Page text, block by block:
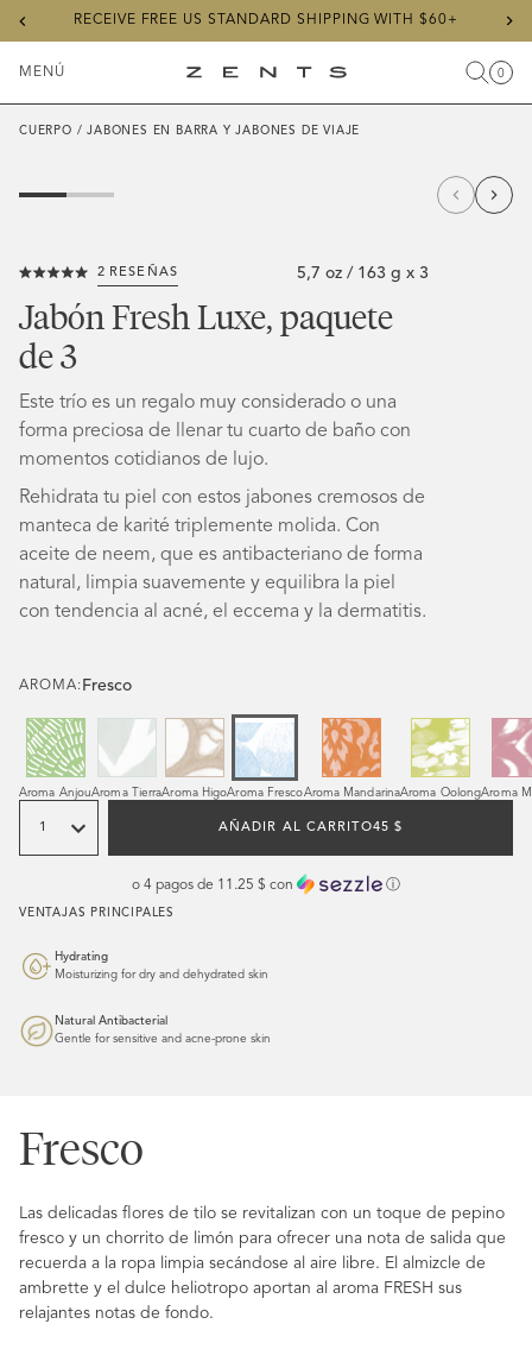
RECEIVE FREE US STANDARD SHIPPING WITH $60+
Previous
slide
MENÚ
menú
ZENTS Buscar
0
CUERPO /JABONES EN BARRA Y JABONES DE VIAJE
5.0
de
estrellas
2 RESEÑAS
Haz
clic
para
desplazarte
las
reseñas
5,7 oz / 163 g x 3
Jabón Fresh Luxe, paquete
de 3
Este trío es un regalo muy considerado o una
forma preciosa de llenar tu cuarto de baño con
momentos cotidianos de lujo.
Rehidrata tu piel con estos jabones cremosos de
manteca de karité triplemente molida. Con
aceite de neem, que es antibacteriano de forma
natural, limpia suavemente y equilibra la piel
con tendencia al acné, el eccema y la dermatitis.
AROMA: Fresco
Aroma AnjouAroma TierraAroma HigoAroma FrescoAroma MandarinaAroma OolongAroma
AÑADIR AL CARRITOPRECIO
45 $
o 4 pagos de 11.25 $ con ⓘ
VENTAJAS PRINCIPALES
Hydrating
Moisturizing for dry and dehydrated skin
Natural Antibacterial
Gentle for sensitive and acne-prone skin
Fresco
Las delicadas flores de tilo se revitalizan con un toque de pepino
fresco y un chorrito de limón para ofrecer una nota de salida que
recuerda a la ropa limpia secándose al aire libre. El almizcle de
ambrette y el dulce heliotropo aportan al aroma FRESH sus
relajantes notas de fondo.